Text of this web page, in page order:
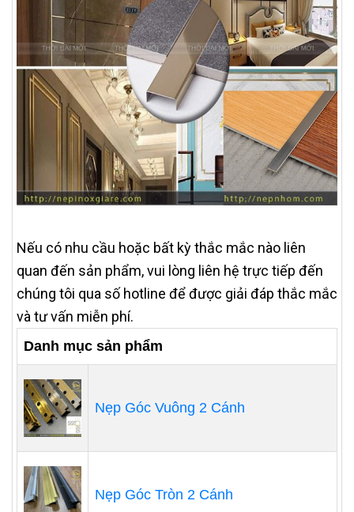
Nếu có nhu cầu hoặc bất kỳ thắc mắc nào liên
quan đến sản phẩm, vui lòng liên hệ trực tiếp đến
chúng tôi qua số hotline để được giải đáp thắc mắc
và tư vấn miễn phí.
Danh mục sản phẩm
Nẹp Góc Vuông 2 Cánh
Nẹp Góc Tròn 2 Cánh